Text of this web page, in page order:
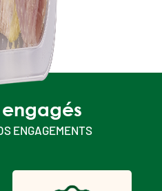
citron
olives
ENGAGEMENTS